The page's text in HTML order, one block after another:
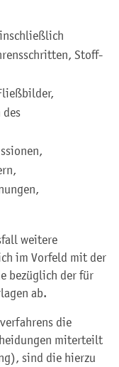
Stoff-
des
weitere
im Vorfeld mit der
bezüglich der für
ab.
die
miterteilt
sind die hierzu